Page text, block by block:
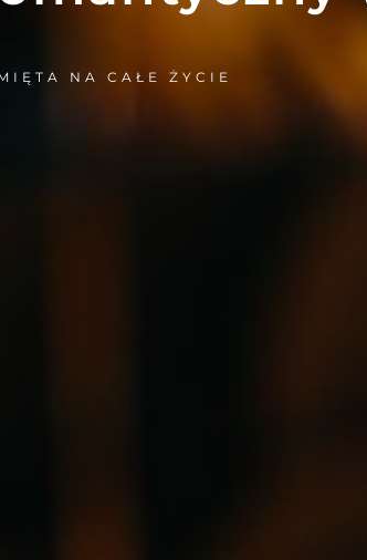
NA CAŁE ŻYCIE